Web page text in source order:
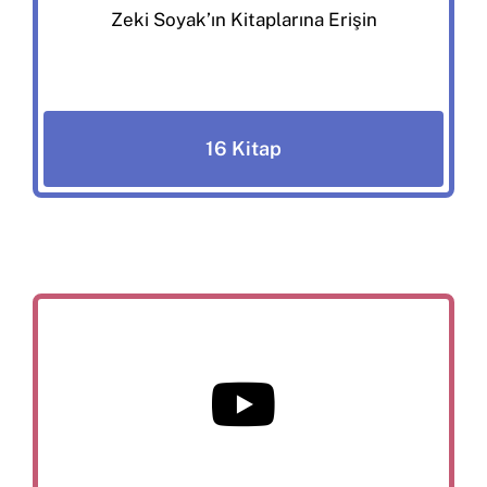
Zeki Soyak’ın Kitaplarına Erişin
16 Kitap